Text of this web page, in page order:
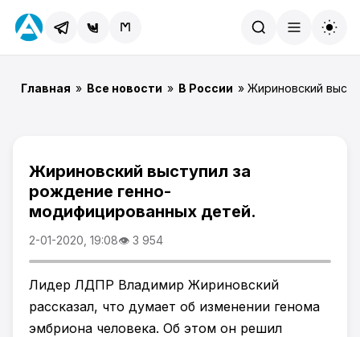
Главная » Все новости » В России » Жириновский
Жириновский выступил за
рождение генно-
модифицированных детей.
2-01-2020, 19:08👁 3 954
Лидер ЛДПР Владимир Жириновский
рассказал, что думает об изменении генома
эмбриона человека. Об этом он решил